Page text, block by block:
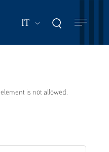
IT Mostra ulteriori
element is not allowed.